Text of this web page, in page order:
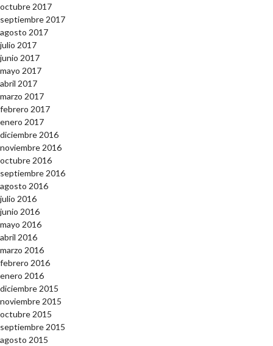
octubre 2017
septiembre 2017
agosto 2017
julio 2017
junio 2017
mayo 2017
abril 2017
marzo 2017
febrero 2017
enero 2017
diciembre 2016
noviembre 2016
octubre 2016
septiembre 2016
agosto 2016
julio 2016
junio 2016
mayo 2016
abril 2016
marzo 2016
febrero 2016
enero 2016
diciembre 2015
noviembre 2015
octubre 2015
septiembre 2015
agosto 2015